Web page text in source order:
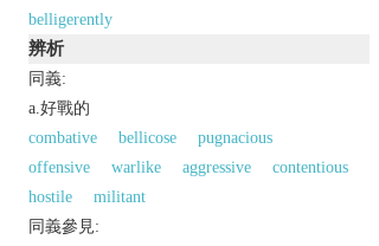
belligerently
辨析
同義:
a.好戰的
combative
bellicose
pugnacious
offensive
warlike aggressive
contentious
hostile
militant
同義參見: